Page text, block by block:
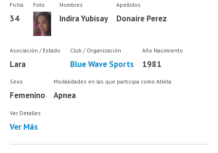
Ficha
34
Foto Nombres
Indira Yubisay
Apellidos
Donaire Perez
Asociación / Estado
Lara
Club / Organización
Blue Wave Sports
Año Nacimiento
1981
Sexo
Femenino
Modalidades en las que participa como Atleta
Apnea
Ver Detalles
Ver Más